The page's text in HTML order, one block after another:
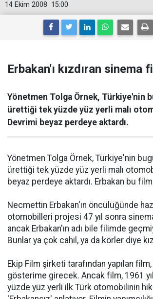
15:00
14 Ekim 2008
Erbakan'ı kızdıran sinema
Yönetmen Tolga Örnek, Türkiye'nin
ürettiği tek yüzde yüz yerli malı
Devrimi beyaz perdeye aktardı.
Yönetmen Tolga Örnek, Türkiye'nin
ürettiği tek yüzde yüz yerli malı
beyaz perdeye aktardı. Erbakan bu
Necmettin Erbakan'ın öncülüğünde
otomobilleri projesi 47 yıl sonra
ancak Erbakan'ın adı bile filimde
Bunlar ya çok cahil, ya da körler diye
Ekip Film şirketi tarafından yapılan
gösterime girecek. Ancak film, 1961
yüzde yüz yerli ilk Türk otomobilinin